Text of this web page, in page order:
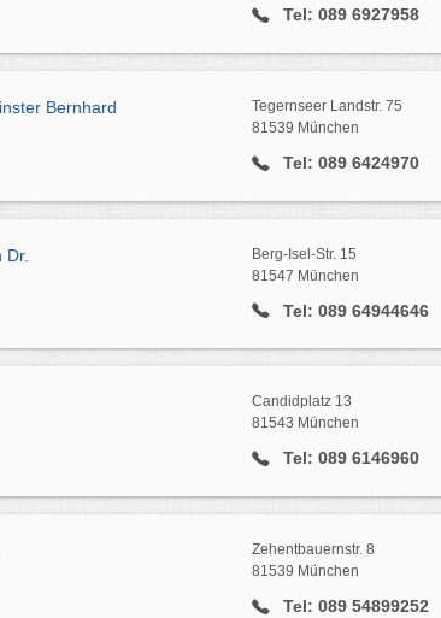
Tel: 089 6927958
Bernhard
Tegernseer Landstr. 75
81539 München
Tel: 089 6424970
Berg-Isel-Str. 15
81547 München
Tel: 089 64944646
Candidplatz 13
81543 München
Tel: 089 6146960
Zehentbauernstr. 8
81539 München
Tel: 089 54899252